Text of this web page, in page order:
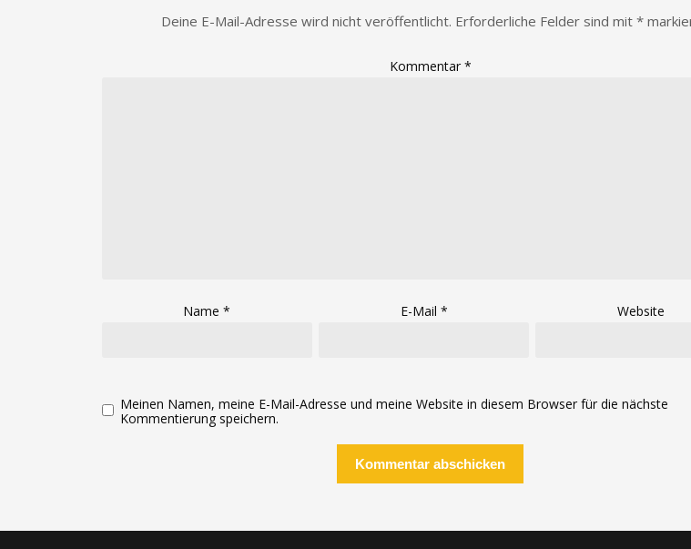
Deine E-Mail-Adresse wird nicht veröffentlicht. Erforderliche Felder sind mit *
Kommentar *
Name* E-Mail * Website
Meinen Namen, meine E-Mail-Adresse und meine Website in diesem Browser für die nächste
Kommentierung speichern.